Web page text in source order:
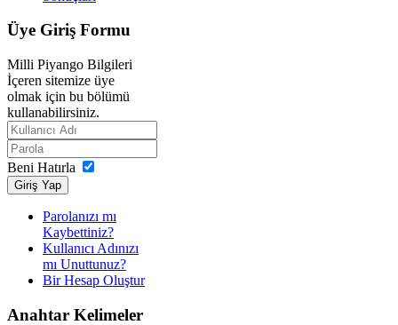
Üye Giriş Formu
Milli Piyango Bilgileri
İçeren sitemize üye
olmak için bu bölümü
kullanabilirsiniz.
Beni Hatırla
Giriş Yap
Parolanızı mı
Kaybettiniz?
Kullanıcı Adınızı
mı Unuttunuz?
Bir Hesap Oluştur
Anahtar Kelimeler